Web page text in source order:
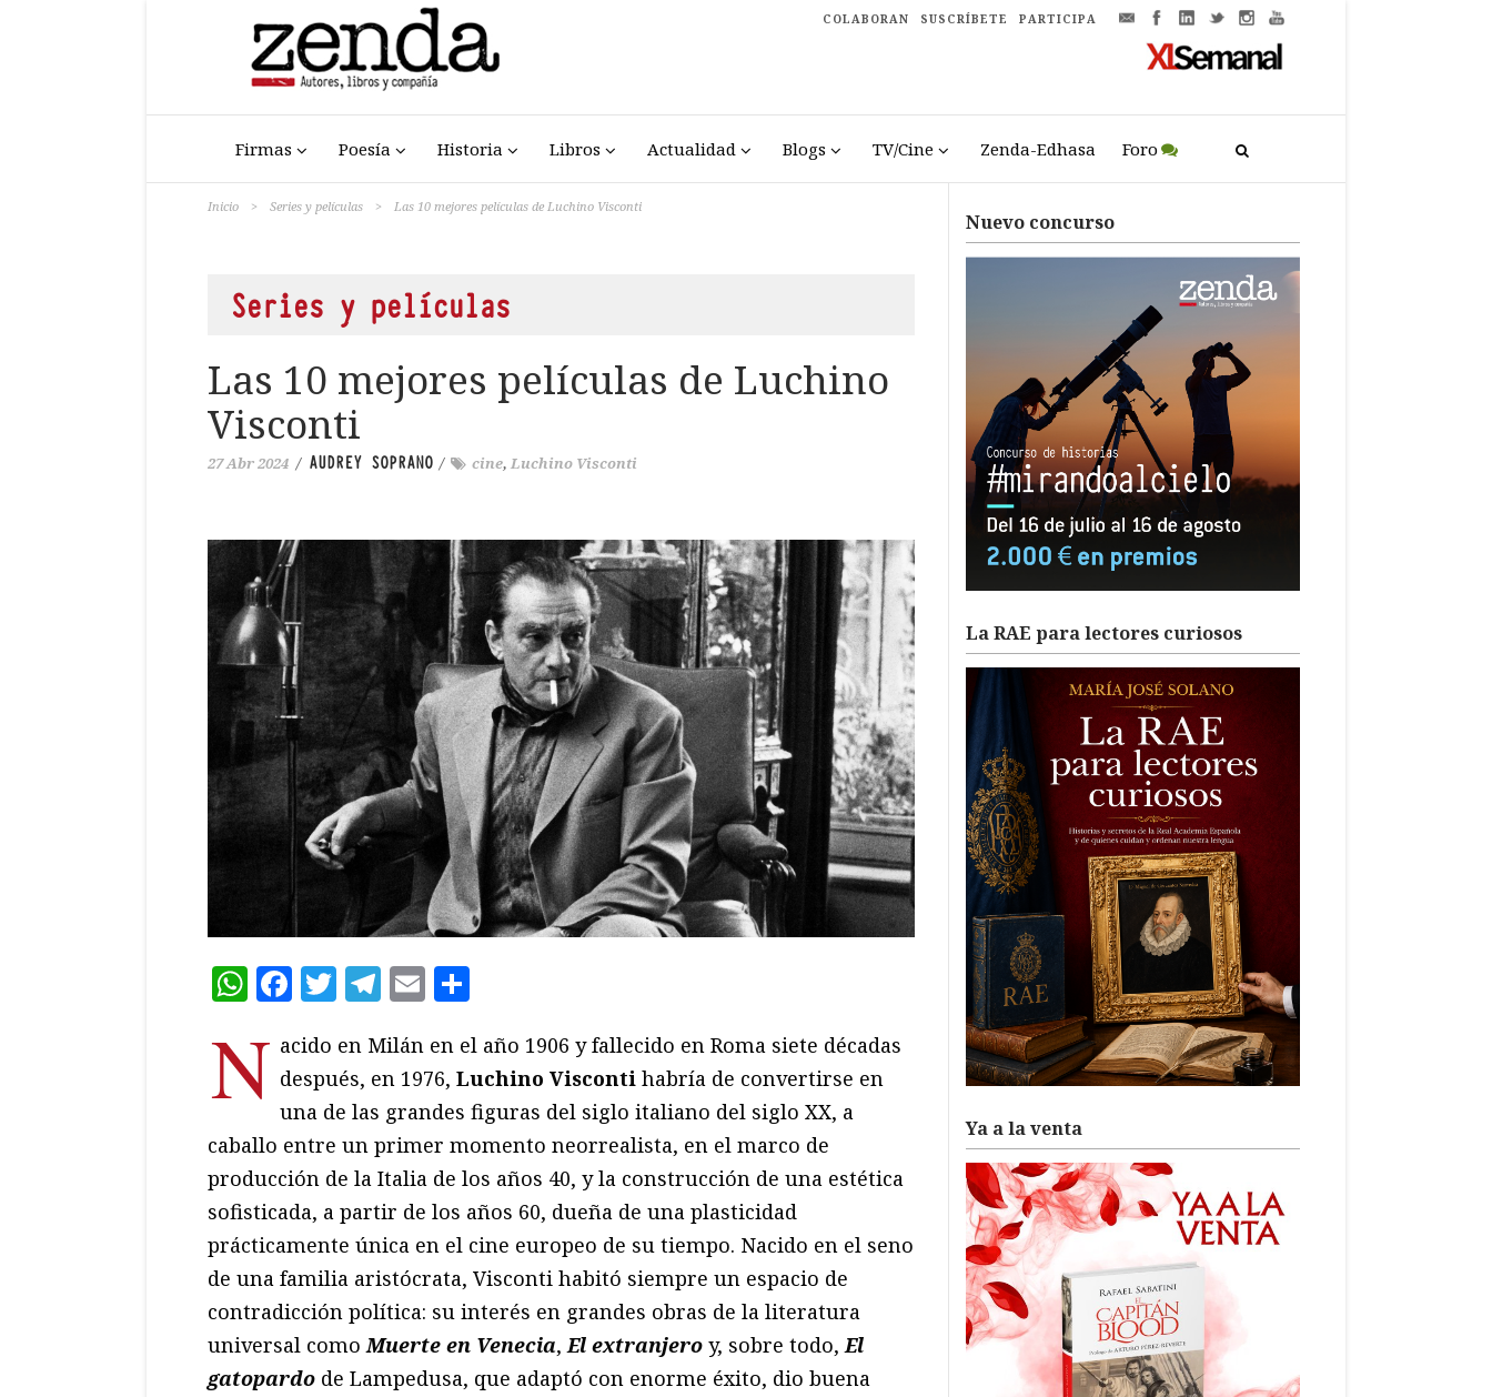
COLABORAN SUSCRÍBETE PARTICIPA
Firmas Poesía Historia Libros Actualidad Blogs TV/Cine Zenda-Edhasa Foro
Inicio > Series y películas > Las 10 mejores películas de Luchino Visconti
Series y películas
Las 10 mejores películas de Luchino
Visconti
27 Abr 2024 / AUDREY SOPRANO / cine, Luchino Visconti
WhatsApp
Facebook
Twitter
Telegram
Email
N acido en Milán en el año 1906 y fallecido en Roma siete décadas
después, en 1976, Luchino Visconti habría de convertirse en
una de las grandes figuras del siglo italiano del siglo XX, a
caballo entre un primer momento neorrealista, en el marco de
producción de la Italia de los años 40, y la construcción de una estética
sofisticada, a partir de los años 60, dueña de una plasticidad
prácticamente única en el cine europeo de su tiempo. Nacido en el seno
de una familia aristócrata, Visconti habitó siempre un espacio de
contradicción política: su interés en grandes obras de la literatura
universal comoMuerte en Venecia,El extranjero y, sobre todo,El
gatopardo de Lampedusa, que adaptó con enorme éxito, dio buena
Nuevo concurso
La RAE para lectores curiosos
Ya a la venta